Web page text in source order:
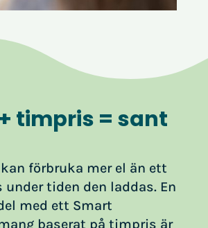
timpris = sant
förbruka mer el än ett
under tiden den laddas. En
med ett Smart
baserat på timpris är